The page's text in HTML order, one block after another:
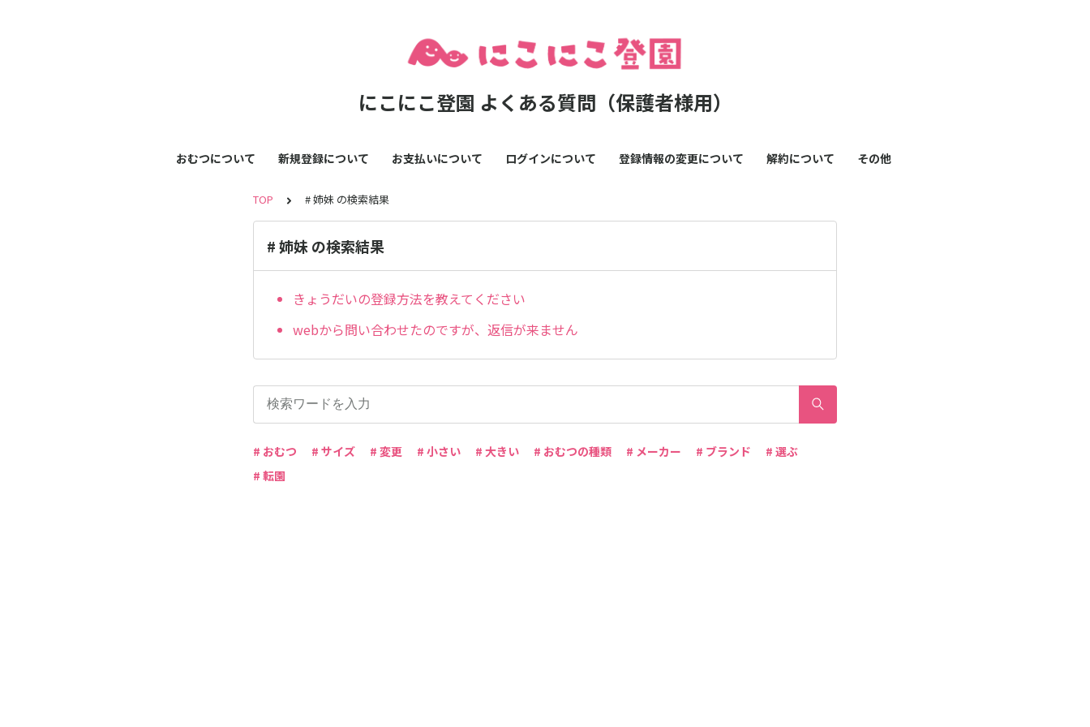
にこにこ登園 よくある質問（保護者様用）
おむつについて 新規登録について お支払いについて ログインについて 登録情報の変更について 解約について その他
TOP # 姉妹 の検索結果
# 姉妹 の検索結果
きょうだいの登録方法を教えてください
webから問い合わせたのですが、返信が来ません
# おむつ # サイズ # 変更 # 小さい # 大きい # おむつの種類 # メーカー # ブランド
# 選ぶ
# 転園